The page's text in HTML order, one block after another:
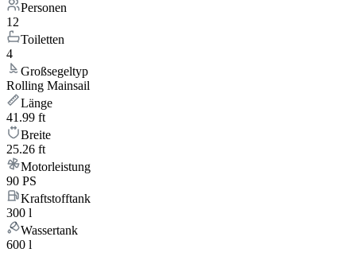
Personen
12
Toiletten
4
Großsegeltyp
Rolling Mainsail
Länge
41.99 ft
Breite
25.26 ft
Motorleistung
90 PS
Kraftstofftank
300 l
Wassertank
600 l